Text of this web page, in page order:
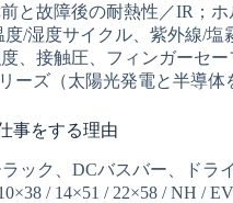
と故障後の耐熱性／IR；
度/湿度サイクル、紫外線/塩
度、接触圧、フィンガーセ
ーズ（太陽光発電と半導
事をする理由
ック、DCバスバー、ドラ
/ 14×51 / 22×58 / NH /